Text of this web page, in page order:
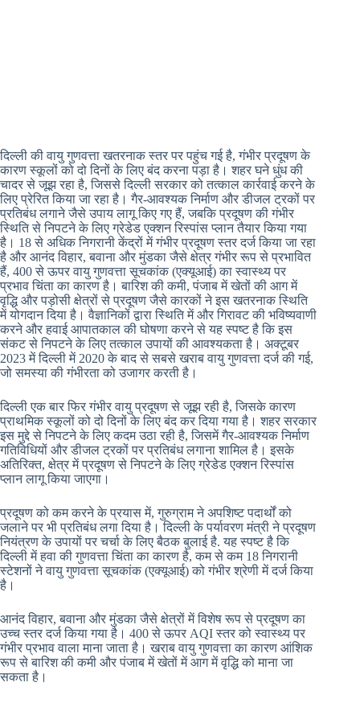
दिल्ली की वायु गुणवत्ता खतरनाक स्तर पर पहुंच गई है, गंभीर प्रदूषण के
कारण स्कूलों को दो दिनों के लिए बंद करना पड़ा है। शहर घने धुंध की
चादर से जूझ रहा है, जिससे दिल्ली सरकार को तत्काल कार्रवाई करने के
लिए प्रेरित किया जा रहा है। गैर-आवश्यक निर्माण और डीजल ट्रकों पर
प्रतिबंध लगाने जैसे उपाय लागू किए गए हैं, जबकि प्रदूषण की गंभीर
स्थिति से निपटने के लिए ग्रेडेड एक्शन रिस्पांस प्लान तैयार किया गया
है। 18 से अधिक निगरानी केंद्रों में गंभीर प्रदूषण स्तर दर्ज किया जा रहा
है और आनंद विहार, बवाना और मुंडका जैसे क्षेत्र गंभीर रूप से प्रभावित
हैं, 400 से ऊपर वायु गुणवत्ता सूचकांक (एक्यूआई) का स्वास्थ्य पर
प्रभाव चिंता का कारण है। बारिश की कमी, पंजाब में खेतों की आग में
वृद्धि और पड़ोसी क्षेत्रों से प्रदूषण जैसे कारकों ने इस खतरनाक स्थिति
में योगदान दिया है। वैज्ञानिकों द्वारा स्थिति में और गिरावट की भविष्यवाणी
करने और हवाई आपातकाल की घोषणा करने से यह स्पष्ट है कि इस
संकट से निपटने के लिए तत्काल उपायों की आवश्यकता है। अक्टूबर
2023 में दिल्ली में 2020 के बाद से सबसे खराब वायु गुणवत्ता दर्ज की गई,
जो समस्या की गंभीरता को उजागर करती है।
दिल्ली एक बार फिर गंभीर वायु प्रदूषण से जूझ रही है, जिसके कारण
प्राथमिक स्कूलों को दो दिनों के लिए बंद कर दिया गया है। शहर सरकार
इस मुद्दे से निपटने के लिए कदम उठा रही है, जिसमें गैर-आवश्यक निर्माण
गतिविधियों और डीजल ट्रकों पर प्रतिबंध लगाना शामिल है। इसके
अतिरिक्त, क्षेत्र में प्रदूषण से निपटने के लिए ग्रेडेड एक्शन रिस्पांस
प्लान लागू किया जाएगा।
प्रदूषण को कम करने के प्रयास में, गुरुग्राम ने अपशिष्ट पदार्थों को
जलाने पर भी प्रतिबंध लगा दिया है। दिल्ली के पर्यावरण मंत्री ने प्रदूषण
नियंत्रण के उपायों पर चर्चा के लिए बैठक बुलाई है. यह स्पष्ट है कि
दिल्ली में हवा की गुणवत्ता चिंता का कारण है, कम से कम 18 निगरानी
स्टेशनों ने वायु गुणवत्ता सूचकांक (एक्यूआई) को गंभीर श्रेणी में दर्ज किया
है।
आनंद विहार, बवाना और मुंडका जैसे क्षेत्रों में विशेष रूप से प्रदूषण का
उच्च स्तर दर्ज किया गया है। 400 से ऊपर AQI स्तर को स्वास्थ्य पर
गंभीर प्रभाव वाला माना जाता है। खराब वायु गुणवत्ता का कारण आंशिक
रूप से बारिश की कमी और पंजाब में खेतों में आग में वृद्धि को माना जा
सकता है।